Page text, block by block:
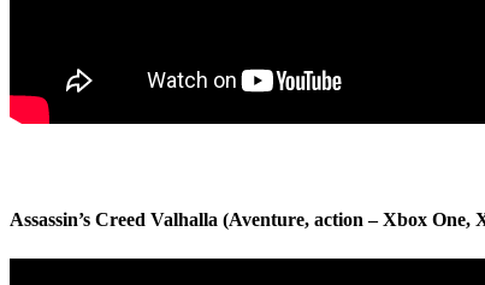
Assassin’s Creed Valhalla (Aventure, action – Xbox One,